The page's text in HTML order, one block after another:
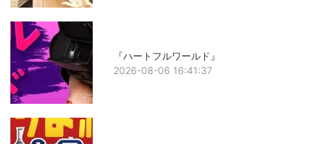
『ハートフルワールド』
2026-08-06 16:41:37